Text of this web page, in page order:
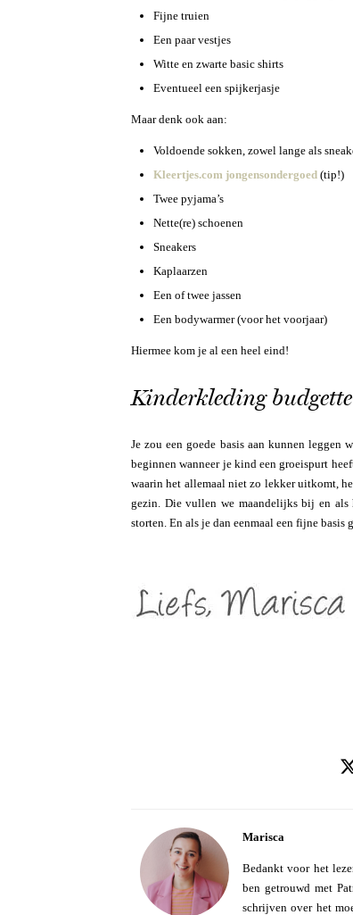
Fijne truien
Een paar vestjes
Witte en zwarte basic shirts
Eventueel een spijkerjasje
Maar denk ook aan:
Voldoende sokken, zowel lange als
Kleertjes.com jongensondergoed (tip!)
Twee pyjama’s
Nette(re) schoenen
Sneakers
Kaplaarzen
Een of twee jassen
Een bodywarmer (voor het voorjaar)
Hiermee kom je al een heel eind!
Kinderkleding
Je zou een goede basis aan kunnen
beginnen wanneer je kind een groeispurt
waarin het allemaal niet zo lekker uitkomt,
gezin. Die vullen we maandelijks bij en
storten. En als je dan eenmaal een fijne
Marisca
Bedankt voor het
ben getrouwd met
schrijven over het